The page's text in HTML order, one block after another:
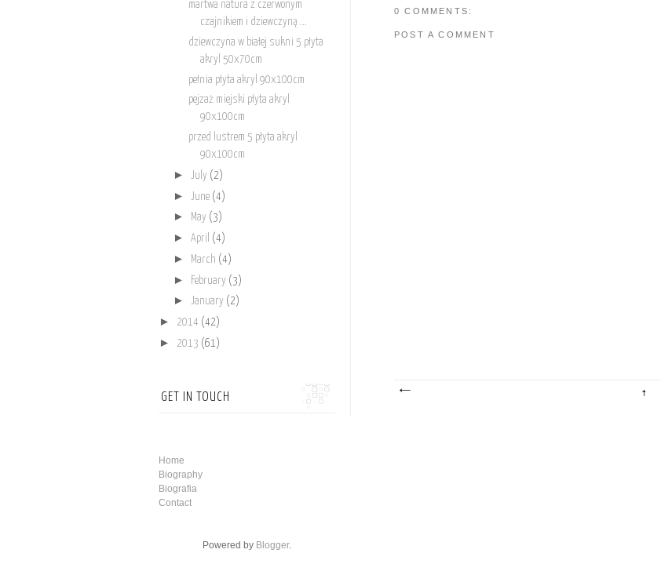
0 COMMENTS:
POST A COMMENT
martwa natura z czerwonym
czajnikiem i dziewczyną ...
dziewczyna w białej sukni 5 płyta
akryl 50x70cm
pełnia płyta akryl 90x100cm
pejzaż miejski płyta akryl
90x100cm
przed lustrem 5 płyta akryl
90x100cm
► July (2)
► June (4)
► May (3)
► April (4)
► March (4)
► February (3)
► January (2)
► 2014 (42)
► 2013 (61)
GET IN TOUCH
Home
Biography
Biografia
Contact
Powered by Blogger.